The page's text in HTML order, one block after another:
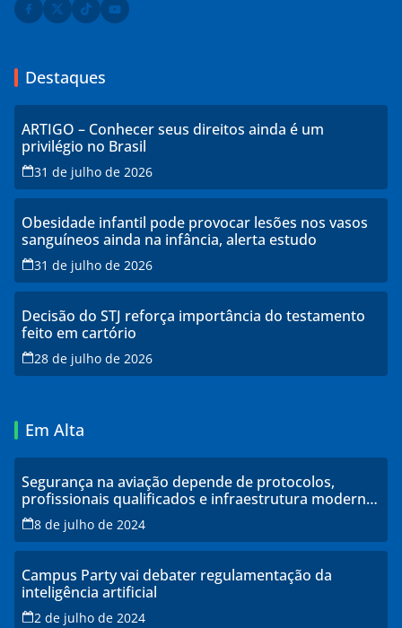
Destaques
ARTIGO – Conhecer seus direitos ainda é um
privilégio no Brasil
31 de julho de 2026
Obesidade infantil pode provocar lesões nos vasos
sanguíneos ainda na infância, alerta estudo
31 de julho de 2026
Decisão do STJ reforça importância do testamento
feito em cartório
28 de julho de 2026
Em Alta
Segurança na aviação depende de protocolos,
profissionais qualificados e infraestrutura moderna,
explicam especialistas
8 de julho de 2024
Campus Party vai debater regulamentação da
inteligência artificial
2 de julho de 2024